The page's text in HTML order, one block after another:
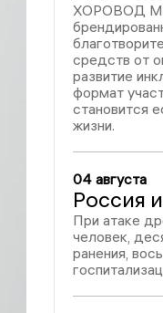
ХОРОВОД
средств от
развитие
формат
становится
жизни.
04 августа
При атаке
человек,
ранения,